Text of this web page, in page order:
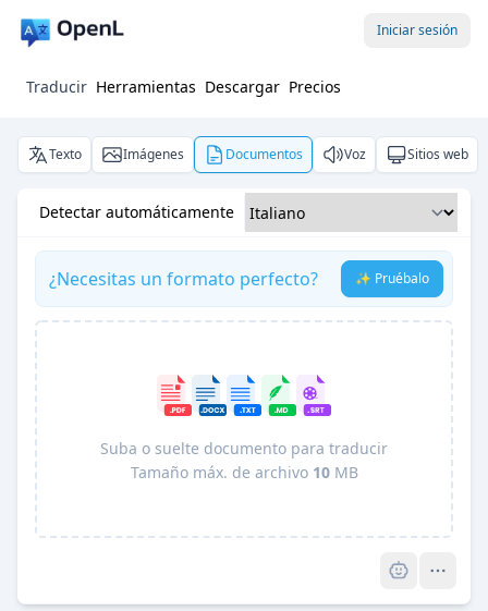
Iniciar sesión
Traducir Herramientas Descargar Precios
Texto Imágenes Documentos Voz Sitios web
Detectar automáticamente
¿Necesitas un formato perfecto? ✨ Pruébalo
Suba o suelte documento para traducir
Tamaño máx. de archivo 10MB